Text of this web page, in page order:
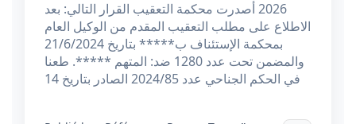
2026 أصدرت محكمة التعقيب القرار التالي: بعد
الاطلاع على مطلب التعقيب المقدم من الوكيل العام
بمحكمة الإستئناف ب***** بتاريخ 21/6/2024
والمضمن تحت عدد 1280 ضد: المتهم *****. طعنا
في الحكم الجناحي عدد 2024/85 الصادر بتاريخ 14